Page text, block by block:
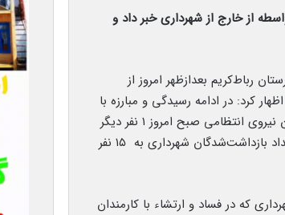
بازداشت یک کارمند شهرداری و ۲ نفر دلال و واسطه از خارج از شهرداری خبر داد و
رباط‌کریم بعدازظهر امروز از
کرد: در ادامه رسیدگی و مبارزه با
فساد در شهرداری شهرستان رباط‌کریم، با همکاری نیروهای اطلاعاتی و ماموران نیروی انتظامی صبح امروز ۱ نفر دیگر
از کارمندان شهرداری به اتهام فساد و ارتشاء بازداشت شد و به این ترتیب تعداد بازداشت‌شدگان شهرداری به ۱۵ نفر
از مجموعه شهرداری که در فساد و ارتشاء با کارمندان